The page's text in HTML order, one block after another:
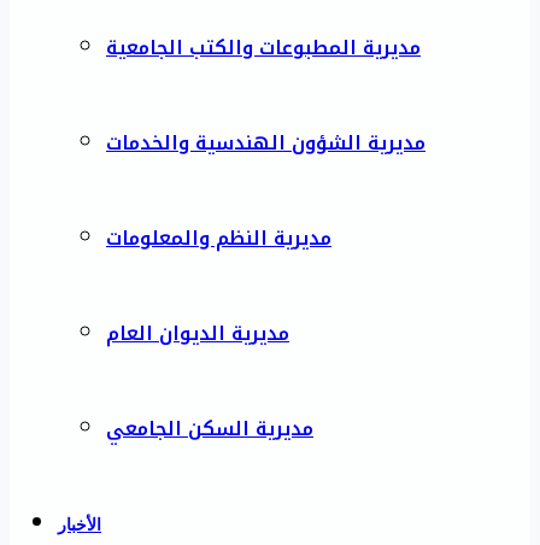
مديرية المطبوعات والكتب الجامعية
مديرية الشؤون الهندسية والخدمات
مديرية النظم والمعلومات
مديرية الديوان العام
مديرية السكن الجامعي
الأخبار